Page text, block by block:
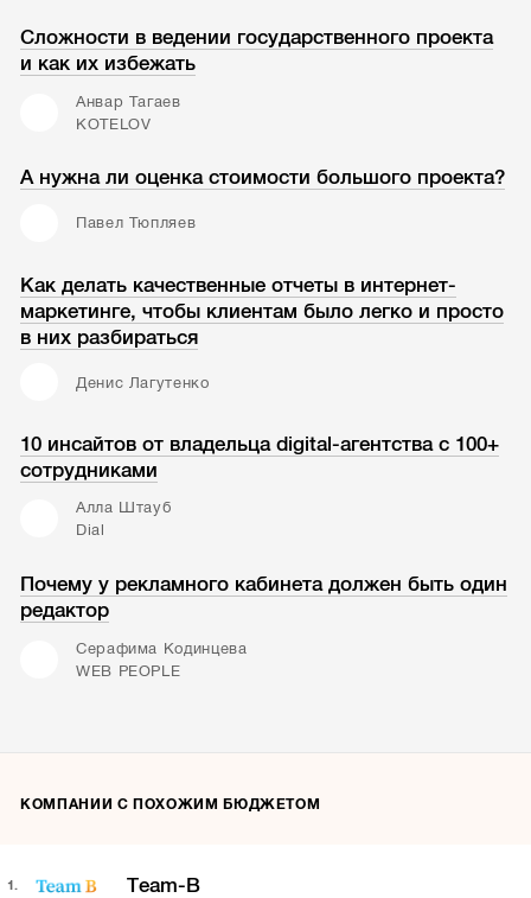
Сложности в ведении государственного проекта
и как их избежать
Анвар Тагаев
KOTELOV
А нужна ли оценка стоимости большого проекта?
Павел Тюпляев
Как делать качественные отчеты в интернет-
маркетинге, чтобы клиентам было легко и просто
в них разбираться
Денис Лагутенко
10 инсайтов от владельца digital-агентства с 100+
сотрудниками
Алла Штауб
Dial
Почему у рекламного кабинета должен быть один
редактор
Серафима Кодинцева
WEB PEOPLE
КОМПАНИИ С ПОХОЖИМ БЮДЖЕТОМ
1. Team-B